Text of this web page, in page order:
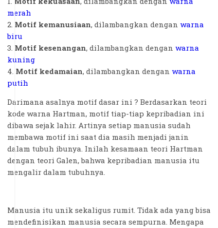
merah
2. Motif kemanusiaan, dilambangkan dengan warna
biru
3. Motif kesenangan, dilambangkan dengan warna
kuning
4. Motif kedamaian, dilambangkan dengan warna
putih
Darimana asalnya motif dasar ini ? Berdasarkan teori
kode warna Hartman, motif tiap-tiap kepribadian ini
dibawa sejak lahir. Artinya setiap manusia sudah
membawa motif ini saat dia masih menjadi janin
dalam tubuh ibunya. Inilah kesamaan teori Hartman
dengan teori Galen, bahwa kepribadian manusia itu
mengalir dalam tubuhnya.
Manusia itu unik sekaligus rumit. Tidak ada yang bisa
mendefinisikan manusia secara sempurna. Mengapa